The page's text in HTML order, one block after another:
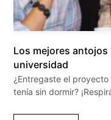
Los mejores antojos
universidad
¿Entregaste el
tenía sin dormir?